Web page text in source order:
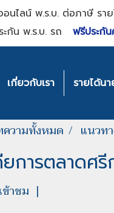
นไลน์ พ.ร.บ. ต่อภาษี รา
กัน พ.ร.บ. รถ
ฟรีประกั
เกี่ยวกับเรา รายได้น
วามทั้งหมด แนวท
การตลาดศรี
าชม |